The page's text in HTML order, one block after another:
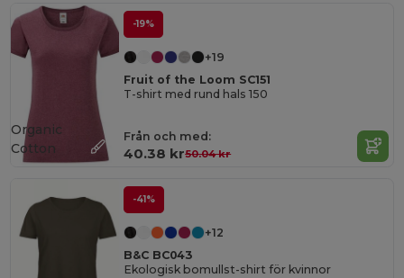
-19%
+19
Fruit of the Loom SC151
T-shirt med rund hals 150
Från och med:
40.38 kr50.04 kr
Organic
Cotton
-41%
+12
B&C BC043
Ekologisk bomullst-shirt för kvinnor